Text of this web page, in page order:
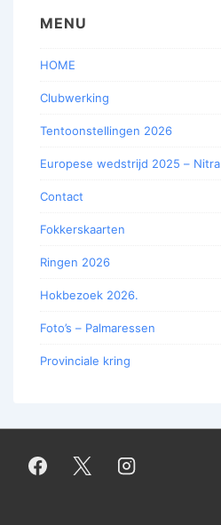
MENU
HOME
Clubwerking
Tentoonstellingen 2026
Europese wedstrijd 2025 – Nitra
Contact
Fokkerskaarten
Ringen 2026
Hokbezoek 2026.
Foto’s – Palmaressen
Provinciale kring